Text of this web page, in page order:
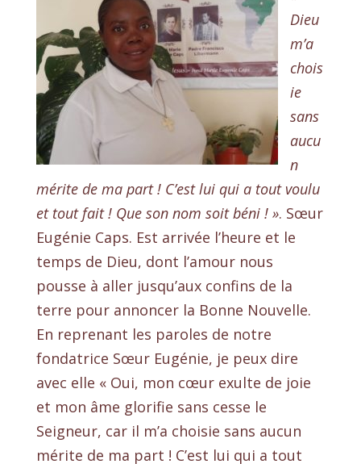
Dieu
m’a
chois
ie
sans
aucu
n
mérite de ma part ! C’est lui qui a tout voulu
et tout fait ! Que son nom soit béni ! ». Sœur
Eugénie Caps. Est arrivée l’heure et le
temps de Dieu, dont l’amour nous
pousse à aller jusqu’aux confins de la
terre pour annoncer la Bonne Nouvelle.
En reprenant les paroles de notre
fondatrice Sœur Eugénie, je peux dire
avec elle « Oui, mon cœur exulte de joie
et mon âme glorifie sans cesse le
Seigneur, car il m’a choisie sans aucun
mérite de ma part ! C’est lui qui a tout